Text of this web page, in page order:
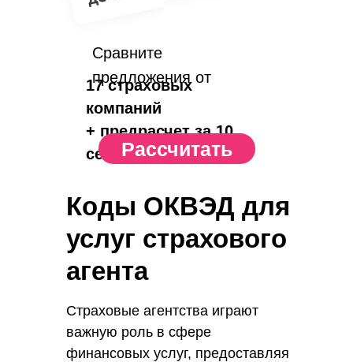
Сравните
предложения от
17 страховых
компаний
+ предрасчет за 10
сек.
Рассчитать
Коды ОКВЭД для
услуг страхового
агента
Страховые агентства играют
важную роль в сфере
финансовых услуг, предоставляя